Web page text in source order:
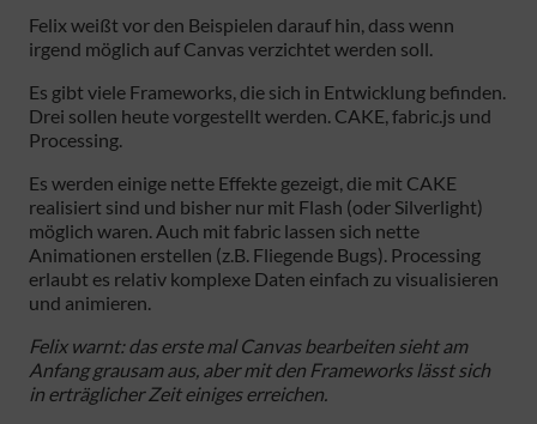
Felix weißt vor den Beispielen darauf hin, dass wenn
irgend möglich auf Canvas verzichtet werden soll.
Es gibt viele Frameworks, die sich in Entwicklung befinden.
Drei sollen heute vorgestellt werden. CAKE, fabric.js und
Processing.
Es werden einige nette Effekte gezeigt, die mit CAKE
realisiert sind und bisher nur mit Flash (oder Silverlight)
möglich waren. Auch mit fabric lassen sich nette
Animationen erstellen (z.B. Fliegende Bugs). Processing
erlaubt es relativ komplexe Daten einfach zu visualisieren
und animieren.
Felix warnt: das erste mal Canvas bearbeiten sieht am
Anfang grausam aus, aber mit den Frameworks lässt sich
in erträglicher Zeit einiges erreichen.